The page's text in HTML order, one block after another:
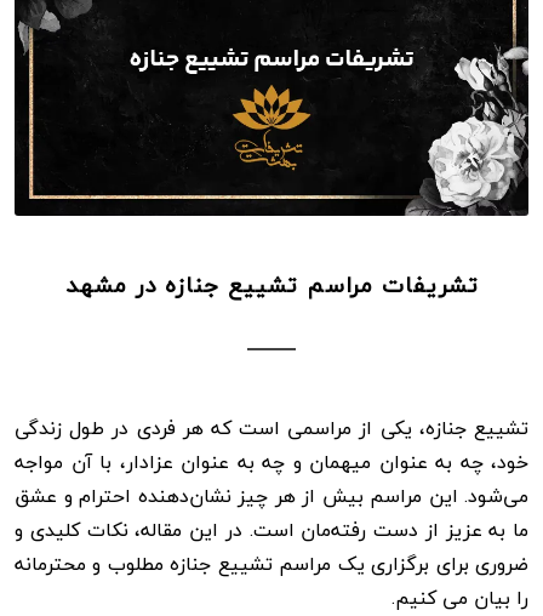
تشریفات مراسم تشییع جنازه در مشهد
تشییع جنازه، یکی از مراسمی است که هر فردی در طول زندگی
خود، چه به عنوان میهمان و چه به عنوان عزادار، با آن مواجه
می‌شود. این مراسم بیش از هر چیز نشان‌دهنده احترام و عشق
ما به عزیز از دست رفته‌مان است. در این مقاله، نکات کلیدی و
ضروری برای برگزاری یک مراسم تشییع جنازه مطلوب و محترمانه
را بیان می کنیم.